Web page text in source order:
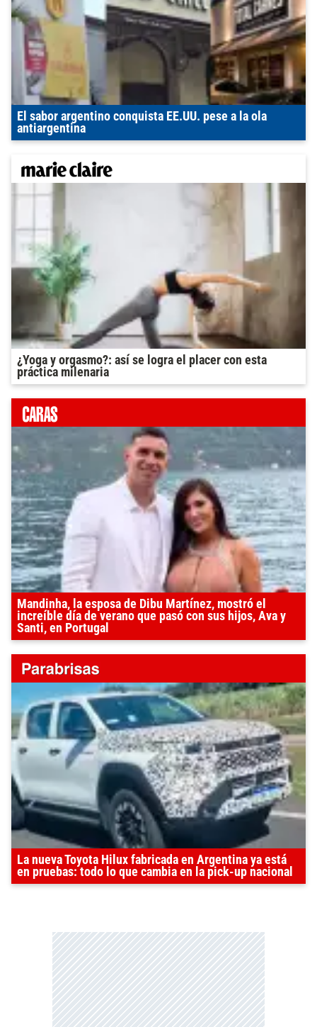
El sabor argentino conquista EE.UU. pese a la ola
antiargentina
¿Yoga y orgasmo?: así se logra el placer con esta
práctica milenaria
Mandinha, la esposa de Dibu Martínez, mostró el
increíble día de verano que pasó con sus hijos, Ava y
Santi, en Portugal
La nueva Toyota Hilux fabricada en Argentina ya está
en pruebas: todo lo que cambia en la pick-up nacional